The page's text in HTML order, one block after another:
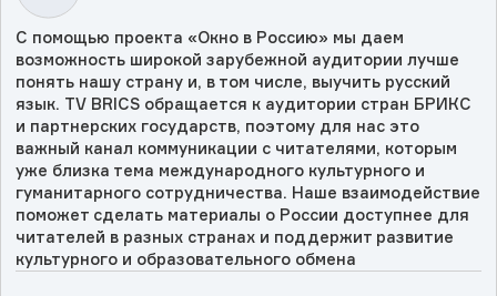
С помощью проекта «Окно в Россию» мы даем
возможность широкой зарубежной аудитории лучше
понять нашу страну и, в том числе, выучить русский
язык. TV BRICS обращается к аудитории стран БРИКС
и партнерских государств, поэтому для нас это
важный канал коммуникации с читателями, которым
уже близка тема международного культурного и
гуманитарного сотрудничества. Наше взаимодействие
поможет сделать материалы о России доступнее для
читателей в разных странах и поддержит развитие
культурного и образовательного обмена